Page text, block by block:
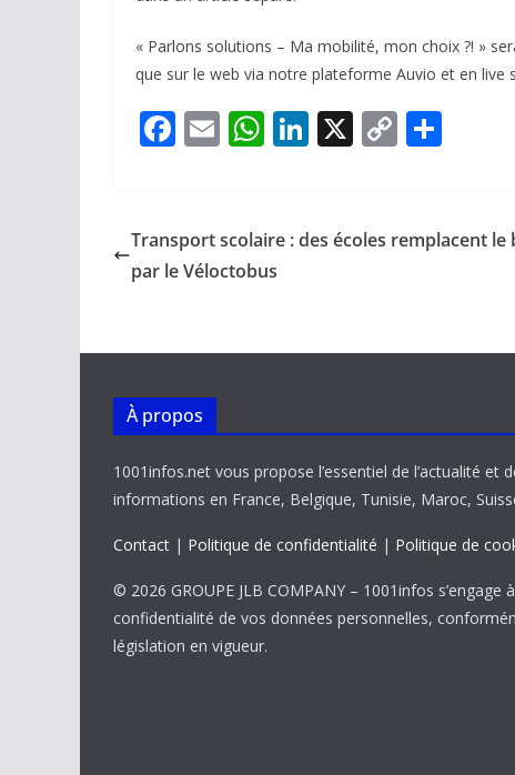
« Parlons solutions – Ma mobilité, mon choix ?! »
que sur le web via notre plateforme Auvio et en live
F
b
o
k
E
l
W
s
A
p
Li
e
X C
y
k
g
Transport scolaire : des écoles remplacent le
par le Véloctobus
À propos
1001infos.net vous propose l’essentiel de l’actualité et
informations en France, Belgique, Tunisie, Maroc,
Contact | Politique de confidentialité | Politique de
© 2026 GROUPE JLB COMPANY – 1001infos s’engage
confidentialité de vos données personnelles,
législation en vigueur.